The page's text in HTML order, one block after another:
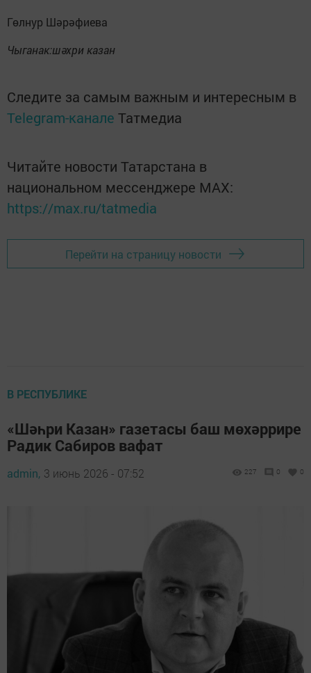
Гөлнур Шәрәфиева
Чыганак:шәхри казан
Следите за самым важным и интересным в
Telegram-канале Татмедиа
Читайте новости Татарстана в
национальном мессенджере MАХ:
https://max.ru/tatmedia
Перейти на страницу новости
В РЕСПУБЛИКЕ
«Шәһри Казан» газетасы баш мөхәррире
Радик Сабиров вафат
admin, 3 июнь 2026 - 07:52 227 0 0